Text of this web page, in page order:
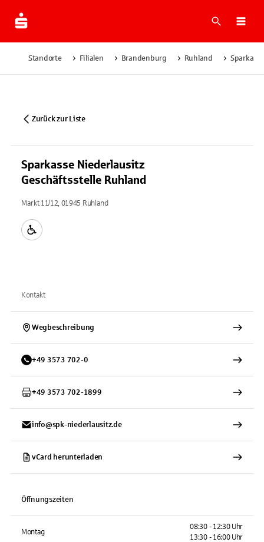
Suche
Standorte Filialen Brandenburg Ruhland
Zurück zur Liste
Sparkasse Niederlausitz
Geschäftsstelle Ruhland
Markt 11/12, 01945 Ruhland
Kontakt
Wegbeschreibung
+49 3573 702-0
+49 3573 702-1899
info@spk-niederlausitz.de
vCard herunterladen
Öffnungszeiten
Montag
08:30 - 12:30 Uhr
13:30 - 16:00 Uhr